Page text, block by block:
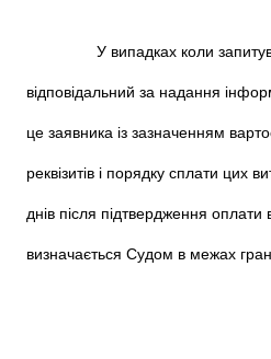
У випадках коли запитувана
відповідальний за надання
це заявника із зазначенням
реквізитів і порядку сплати цих
днів після підтвердження
визначається Судом в межах